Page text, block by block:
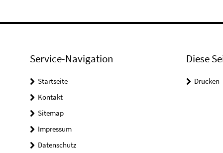
Service-Navigation
Startseite
Kontakt
Sitemap
Impressum
Datenschutz
Diese
Drucken